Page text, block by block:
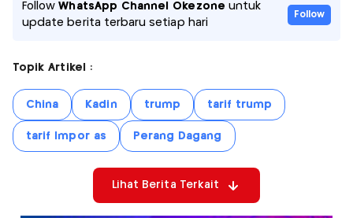
FollowWhatsApp Channel Okezone untuk
update berita terbaru setiap hari
Follow
Topik Artikel :
China Kadin trump tarif trump
tarif Impor as Perang Dagang
Lihat Berita Terkait